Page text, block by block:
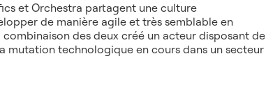
et Orchestra partagent une culture
de manière agile et très semblable en
des deux créé un acteur disposant de
mutation technologique en cours dans un secteur